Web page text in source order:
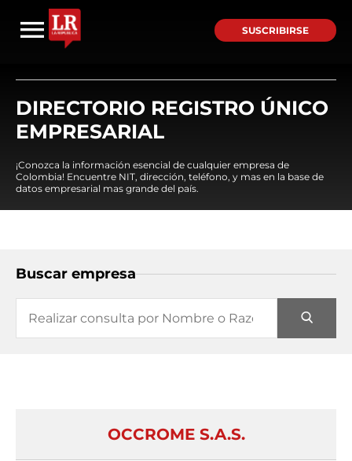
SUSCRIBIRSE
DIRECTORIO REGISTRO ÚNICO
EMPRESARIAL
¡Conozca la información esencial de cualquier empresa de
Colombia! Encuentre NIT, dirección, teléfono, y mas en la base de
datos empresarial mas grande del país.
Buscar empresa
OCCROME S.A.S.